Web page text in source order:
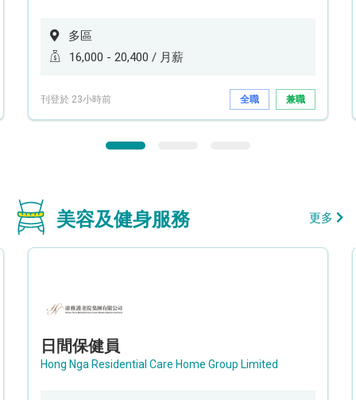
多區
16,000 - 20,400 / 月薪
刊登於 23小時前 全職 兼職
美容及健身服務 更多
日間保健員
Hong Nga Residential Care Home Group Limited